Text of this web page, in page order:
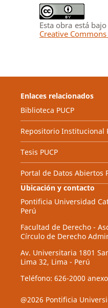
Esta obra está
Creative
Enlaces relacionados
Biblioteca PUCP
Repositorio Institucional
Tesis PUCP
Portal de Datos Abiertos
Ubicación y contacto
Pontificia Universidad
Perú
Facultad de Derecho -
Círculo de Derecho
Av. Universitaria 1801
Lima 32, Lima - Perú
Teléfono: 626-2000
@2026 Pontificia